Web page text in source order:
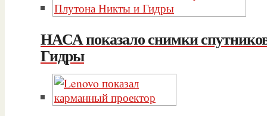
НАСА показало снимки
Гидры